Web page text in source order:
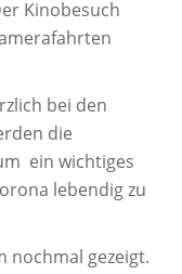
Kinobesuch
bei den
die
ein wichtiges
lebendig zu
nochmal gezeigt.